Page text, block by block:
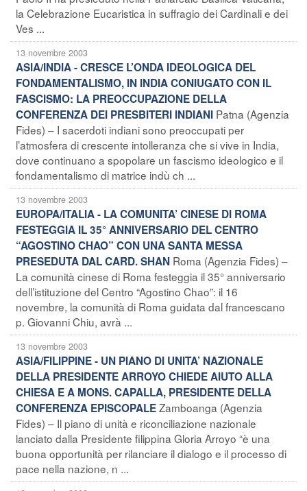
la Celebrazione Eucaristica in suffragio dei Cardinali e dei
Ves ...
13 novembre 2003
ASIA/INDIA - CRESCE L’ONDA IDEOLOGICA DEL
FONDAMENTALISMO, IN INDIA CONIUGATO CON IL
FASCISMO: LA PREOCCUPAZIONE DELLA
CONFERENZA DEI PRESBITERI INDIANI Patna (Agenzia
Fides) – I sacerdoti indiani sono preoccupati per
l’atmosfera di crescente intolleranza che si vive in India,
dove continuano a spopolare un fascismo ideologico e il
fondamentalismo di matrice indù ch ...
13 novembre 2003
EUROPA/ITALIA - LA COMUNITA’ CINESE DI ROMA
FESTEGGIA IL 35° ANNIVERSARIO DEL CENTRO
“AGOSTINO CHAO” CON UNA SANTA MESSA
PRESEDUTA DAL CARD. SHAN Roma (Agenzia Fides) –
La comunità cinese di Roma festeggia il 35° anniversario
dell’istituzione del Centro “Agostino Chao”: il 16
novembre, la comunità di Roma guidata dal francescano
p. Giovanni Chiu, avrà ...
13 novembre 2003
ASIA/FILIPPINE - UN PIANO DI UNITA’ NAZIONALE
DELLA PRESIDENTE ARROYO CHIEDE AIUTO ALLA
CHIESA E A MONS. CAPALLA, PRESIDENTE DELLA
CONFERENZA EPISCOPALEZamboanga (Agenzia
Fides) – Il piano di unità e riconciliazione nazionale
lanciato dalla Presidente filippina Gloria Arroyo “è una
buona opportunità per rilanciare il dialogo e il processo di
pace nella nazione, n ...